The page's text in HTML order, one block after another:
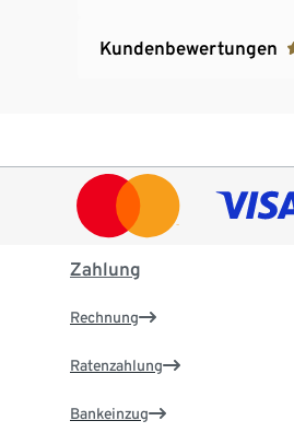
Kundenbewertungen
Zahlung
Rechnung
Ratenzahlung
Bankeinzug